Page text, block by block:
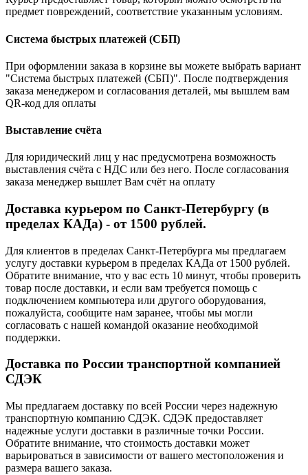
предмет повреждений, соответствие указанным условиям.
Система быстрых платежей (СБП)
При оформлении заказа в корзине вы можете выбрать вариант
"Система быстрых платежей (СБП)". После подтверждения
заказа менеджером и согласования деталей, мы вышлем вам
QR-код для оплаты
Выставление счёта
Для юридический лиц у нас предусмотрена возможность
выставления счёта с НДС или без него. После согласования
заказа менеджер вышлет Вам счёт на оплату
Доставка курьером по Санкт-Петербургу (в
пределах КАДа) - от 1500 рублей.
Для клиентов в пределах Санкт-Петербурга мы предлагаем
услугу доставки курьером в пределах КАДа от 1500 рублей.
Обратите внимание, что у вас есть 10 минут, чтобы проверить
товар после доставки, и если вам требуется помощь с
подключением компьютера или другого оборудования,
пожалуйста, сообщите нам заранее, чтобы мы могли
согласовать с нашей командой оказание необходимой
поддержки.
Доставка по России транспортной компанией
СДЭК
Мы предлагаем доставку по всей России через надежную
транспортную компанию СДЭК. СДЭК предоставляет
надежные услуги доставки в различные точки России.
Обратите внимание, что стоимость доставки может
варьироваться в зависимости от вашего местоположения и
размера вашего заказа.